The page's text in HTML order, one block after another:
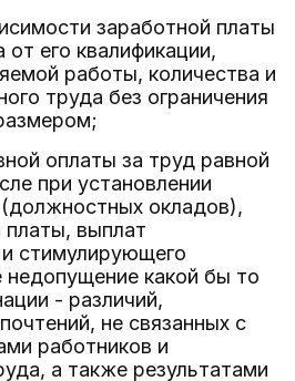
заработной платы
его квалификации,
работы, количества и
труда без ограничения
оплаты за труд равной
при установлении
окладов),
платы, выплат
стимулирующего
недопущение какой бы то
- различий,
не связанных с
работников и
а также результатами